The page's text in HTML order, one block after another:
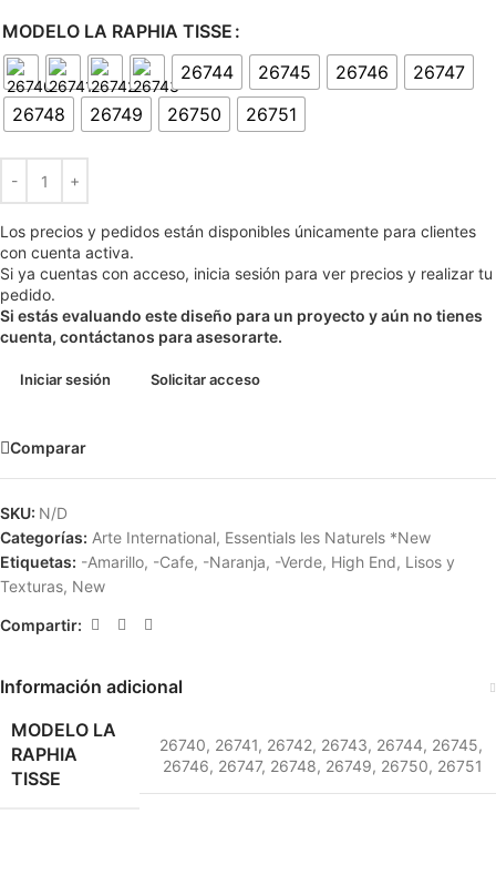
MODELO LA RAPHIA TISSE
26744
26745 26746
26747
26748
26749 26750 26751
Los precios y pedidos están disponibles únicamente para clientes
con cuenta activa.
Si ya cuentas con acceso, inicia sesión para ver precios y realizar tu
pedido.
Si estás evaluando este diseño para un proyecto y aún no tienes
cuenta, contáctanos para asesorarte.
Iniciar sesión Solicitar acceso
Comparar
SKU: N/D
Categorías: Arte International, Essentials les Naturels *New
Etiquetas: -Amarillo, -Cafe, -Naranja, -Verde, High End, Lisos y
Texturas, New
Compartir:
Información adicional
MODELO LA
RAPHIA
TISSE
26740, 26741, 26742, 26743, 26744, 26745,
26746, 26747, 26748, 26749, 26750, 26751